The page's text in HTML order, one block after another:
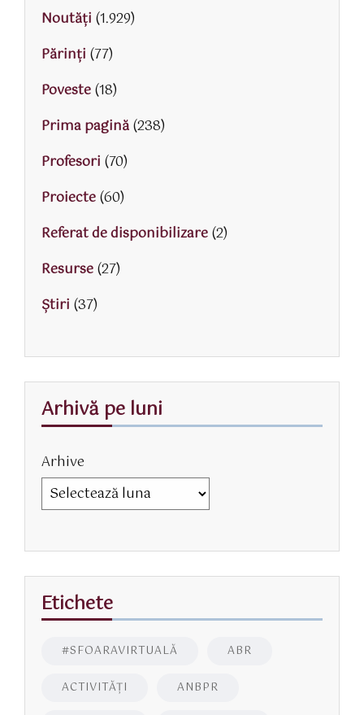
Noutăți (1.929)
Părinţi (77)
Poveste(18)
Prima pagină(238)
Profesori (70)
Proiecte(60)
Referat de disponibilizare(2)
Resurse(27)
Știri (37)
Arhivă pe luni
Arhive
Etichete
#SFOARAVIRTUALĂ ABR
ACTIVITĂŢI ANBPR